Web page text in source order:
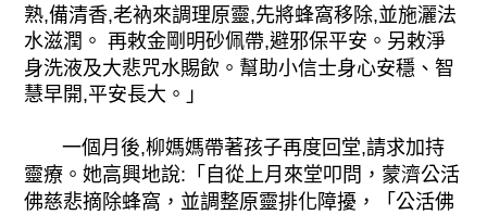
熟,備清香,老衲來調理原靈,先將蜂窩移除,並施灑法
水滋潤。 再敕金剛明砂佩帶,避邪保平安。另敕淨
身洗液及大悲咒水賜飲。幫助小信士身心安穩、智
慧早開,平安長大。」
一個月後,柳媽媽帶著孩子再度回堂,請求加持
靈療。她高興地說:「自從上月來堂叩問，蒙濟公活
佛慈悲摘除蜂窩，並調整原靈排化障擾，「公活佛